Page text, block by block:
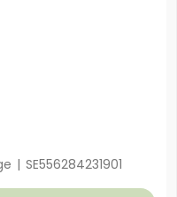
| SE556284231901